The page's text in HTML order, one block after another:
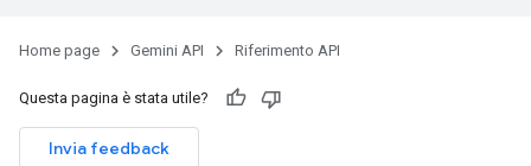
Home page Gemini API Riferimento API
Questa pagina è stata utile?
Invia feedback